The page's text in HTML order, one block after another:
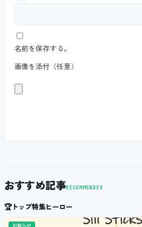
名前を保存する。
画像を添付（任意）
おすすめ記事RECOMMENDED
🏆トップ特集ヒーロー
お知らせ